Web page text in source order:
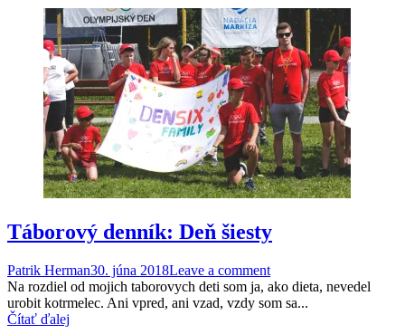
Táborový denník: Deň šiesty
Patrik Herman30. júna 2018Leave a comment
Na rozdiel od mojich taborovych deti som ja, ako dieta, nevedel
urobit kotrmelec. Ani vpred, ani vzad, vzdy som sa...
Čítať ďalej